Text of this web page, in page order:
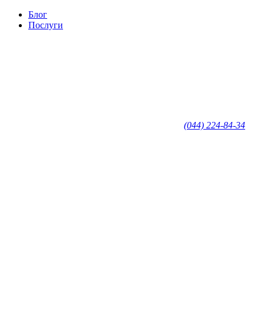
Блог
Послуги
(044) 224-84-34